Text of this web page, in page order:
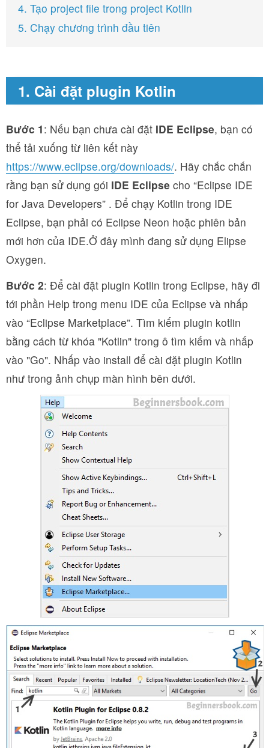
4. Tạo project file trong project Kotlin
5. Chạy chương trình đầu tiên
1. Cài đặt plugin Kotlin
Bước 1: Nếu bạn chưa cài đặt IDE Eclipse, bạn có
thể tải xuống từ liên kết này
https://www.eclipse.org/downloads/. Hãy chắc chắn
rằng bạn sử dụng gói IDE Eclipse cho “Eclipse IDE
for Java Developers” . Để chạy Kotlin trong IDE
Eclipse, bạn phải có Eclipse Neon hoặc phiên bản
mới hơn của IDE.Ở đây mình đang sử dụng Elipse
Oxygen.
Bước 2: Để cài đặt plugin Kotlin trong Eclipse, hãy đi
tới phần Help trong menu IDE của Eclipse và nhấp
vào “Eclipse Marketplace”. Tìm kiếm plugin kotlin
bằng cách từ khóa "Kotlin" trong ô tìm kiếm và nhấp
vào "Go". Nhấp vào install để cài đặt plugin Kotlin
như trong ảnh chụp màn hình bên dưới.